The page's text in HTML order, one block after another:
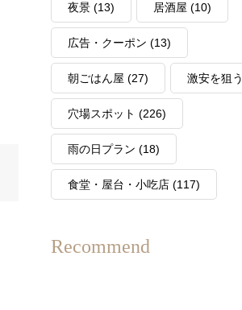
夜景 (13) 居酒屋 (10)
広告・クーポン (13)
朝ごはん屋 (27) 激安を狙う
穴場スポット (226)
雨の日プラン (18)
食堂・屋台・小吃店 (117)
Recommend